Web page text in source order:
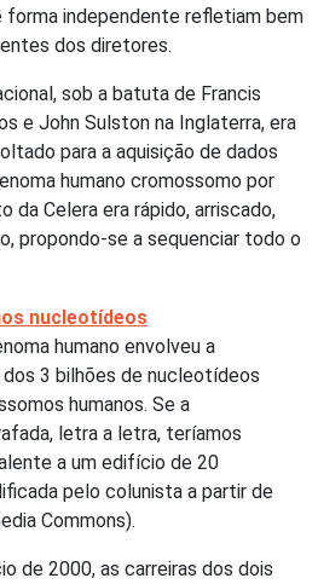
forma independente refletiam bem
dos diretores.
sob a batuta de Francis
e John Sulston na Inglaterra, era
para a aquisição de dados
humano cromossomo por
da Celera era rápido, arriscado,
propondo-se a sequenciar todo o
humano envolveu a
3 bilhões de nucleotídeos
humanos. Se a
letra a letra, teríamos
a um edifício de 20
pelo colunista a partir de
Commons).
de 2000, as carreiras dos dois